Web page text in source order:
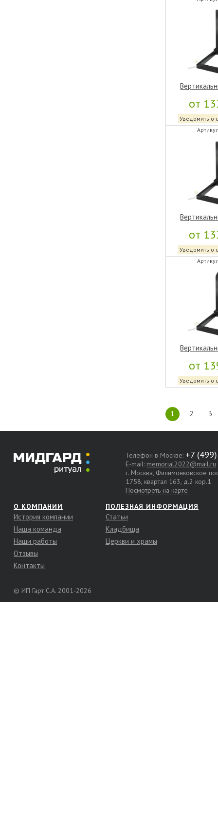
от
Уведомить о
от
Уведомить о
от
Уведомить о
1 2 3
Телефон в Москве:
E-mail: memorial2022@mail.ru
г. Москва, Филимонковское
1758, квартал 163, д.2 кор.1
Посмотреть на карте
О КОМПАНИИ
История компании
Наша команда
Наши работы
Отзывы
Контакты
ПОЛЕЗНАЯ ИНФОРМАЦИЯ
Статьи
Кладбища
Церкви и храмы
© ИП Гарт С.А. 2001-2026